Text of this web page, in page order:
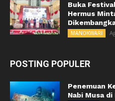
Buka
Hermus
MANOKWARI
POSTING POPULER
Penemuan
Nabi Musa